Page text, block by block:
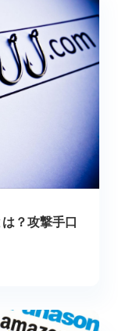
？攻撃手口